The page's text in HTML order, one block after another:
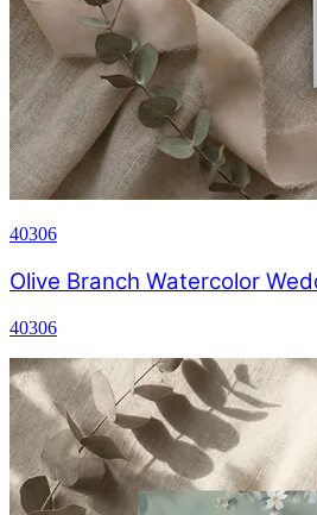
40306
Olive Branch Watercolor
40306